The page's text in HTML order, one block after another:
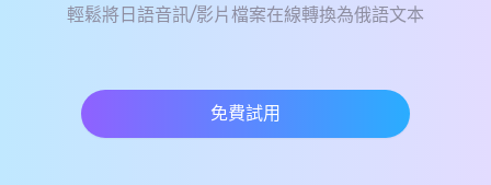
輕鬆將日語音訊/影片檔案在線轉換為俄語文本
免費試用